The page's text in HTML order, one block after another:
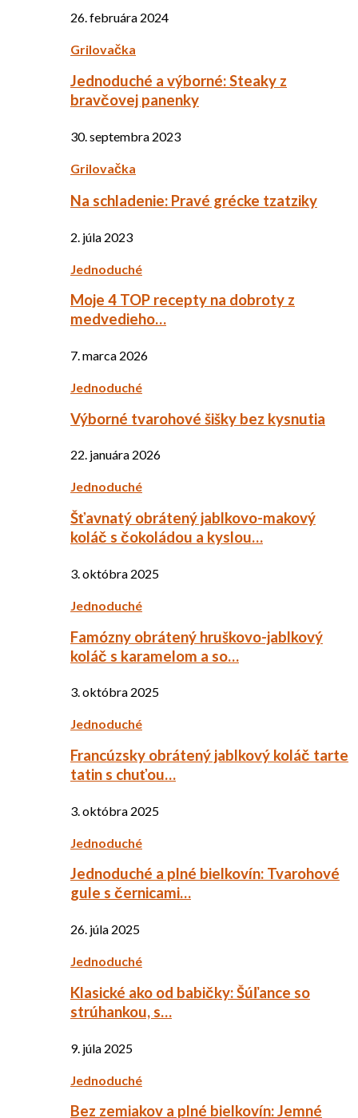
26. februára 2024
Grilovačka
Jednoduché a výborné: Steaky z
bravčovej panenky
30. septembra 2023
Grilovačka
Na schladenie: Pravé grécke tzatziky
2. júla 2023
Jednoduché
Moje 4 TOP recepty na dobroty z
medvedieho…
7. marca 2026
Jednoduché
Výborné tvarohové šišky bez kysnutia
22. januára 2026
Jednoduché
Šťavnatý obrátený jablkovo-makový
koláč s čokoládou a kyslou…
3. októbra 2025
Jednoduché
Famózny obrátený hruškovo-jablkový
koláč s karamelom a so…
3. októbra 2025
Jednoduché
Francúzsky obrátený jablkový koláč tarte
tatin s chuťou…
3. októbra 2025
Jednoduché
Jednoduché a plné bielkovín: Tvarohové
gule s černicami…
26. júla 2025
Jednoduché
Klasické ako od babičky: Šúľance so
strúhankou, s…
9. júla 2025
Jednoduché
Bez zemiakov a plné bielkovín: Jemné